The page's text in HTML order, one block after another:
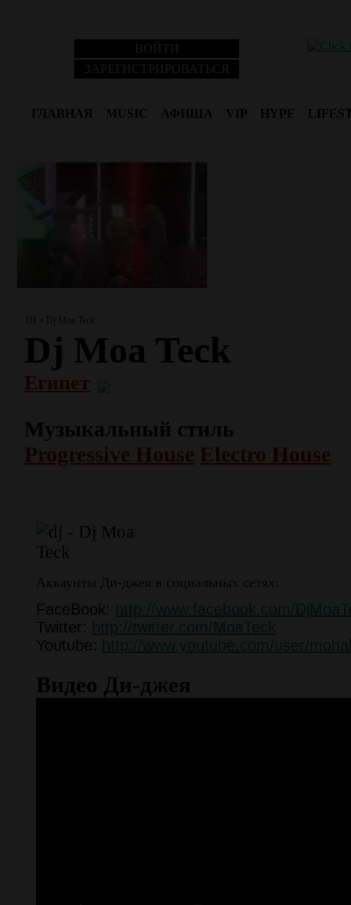
ВОЙТИ
ЗАРЕГИСТРИРОВАТЬСЯ
ГЛАВНАЯ MUSIC АФИША VIP HYPE
DJ » Dj Moa Teck
Dj Moa Teck
Египет
Музыкальный стиль
Progressive House Electro House
Аккаунты Ди-джея в социальных сетях:
FaceBook:
http://www.facebook.com/
Twitter:
http://twitter.com/MoaTeck
Youtube:
http://www.youtube.com/user/
Видео Ди-джея